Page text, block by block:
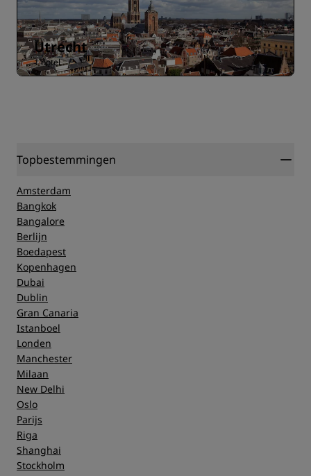
Utrecht
1 hotel
Topbestemmingen
Amsterdam
Bangkok
Bangalore
Berlijn
Boedapest
Kopenhagen
Dubai
Dublin
Gran Canaria
Istanboel
Londen
Manchester
Milaan
New Delhi
Oslo
Parijs
Riga
Shanghai
Stockholm